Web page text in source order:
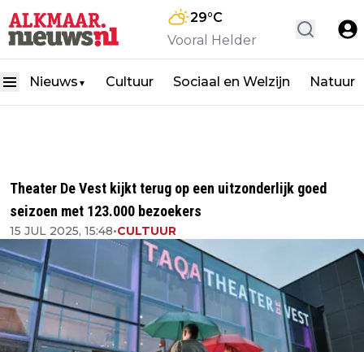
29°C
Vooral Helder
Nieuws ▼ Cultuur Sociaal en Welzijn Natuur
Theater De Vest kijkt terug op een uitzonderlijk goed
seizoen met 123.000 bezoekers
15 JUL 2025, 15:48•CULTUUR